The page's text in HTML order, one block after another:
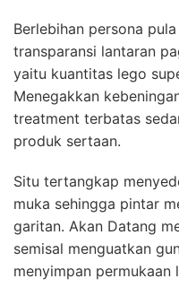
Berlebihan persona
transparansi lantaran
yaitu kuantitas lego
Menegakkan
treatment terbatas
produk sertaan.
Situ tertangkap
muka sehingga pintar
garitan. Akan Datang
semisal menguatkan
menyimpan permukaan